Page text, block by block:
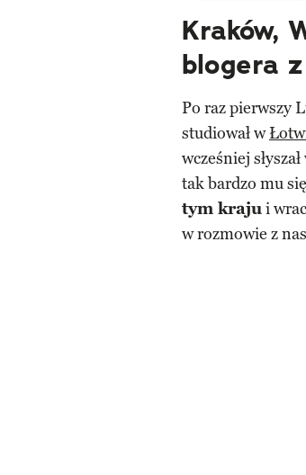
Kraków,
blogera
Po raz pierwszy
studiował w
wcześniej
tak bardzo mu
tym krajui
w rozmowie z